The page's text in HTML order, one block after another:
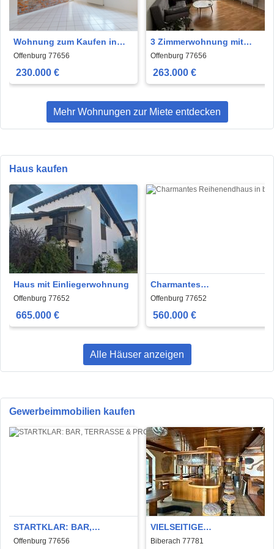
Wohnung zum Kaufen in
Offenburg 230.000 € 70 m²
Offenburg 77656
230.000 €
3 Zimmerwohnung mit
beeindruckender
Dachterrasse
Offenburg 77656
263.000 €
Mehr Wohnungen zur Miete entdecken
Haus kaufen
Haus mit Einliegerwohnung
Offenburg 77652
665.000 €
Charmantes
Reihenendhaus in
begehrter Innenstadtlage
Offenburg 77652
560.000 €
Alle Häuser anzeigen
Gewerbeimmobilien kaufen
STARTKLAR: BAR,
TERRASSE & PROFIKÜCHE
Offenburg 77656
VIELSEITIGE
GEWERBEEINHEIT IM
Biberach 77781